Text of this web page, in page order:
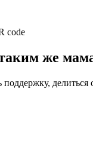
же
поддержку,